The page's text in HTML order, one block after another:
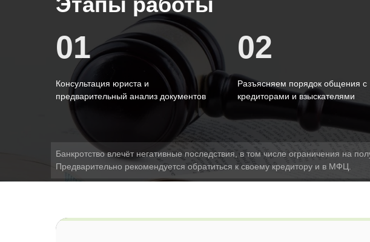
01
Консультация юриста и
предварительный анализ документов
Банкротство влечёт негативные последствия, в том числе ограничения на
Предварительно рекомендуется обратиться к своему кредитору и в МФЦ.
02
Разъясняем порядок общения с
кредиторами и взыскателями